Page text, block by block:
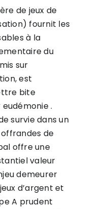
de jeux de
fournit les
à la
du
sur
est
bite
.
survie dans un
de
offre une
valeur
demeurer
d’argent et
A prudent